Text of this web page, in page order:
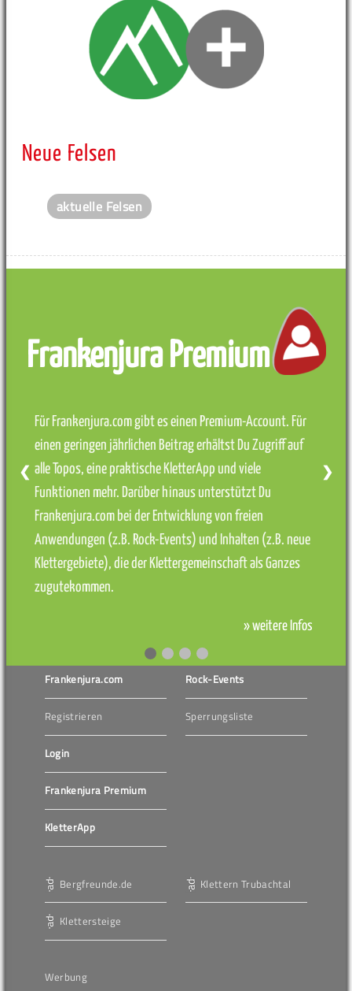
Neue Felsen
aktuelle Felsen
Frankenjura Premium
Für Frankenjura.com gibt es einen Premium-Account. Für
einen geringen jährlichen Beitrag erhältst Du Zugriff auf
alle Topos, eine praktische KletterApp und viele
Funktionen mehr. Darüber hinaus unterstützt Du
Frankenjura.com bei der Entwicklung von freien
Anwendungen (z.B. Rock-Events) und Inhalten (z.B. neue
Klettergebiete), die der Klettergemeinschaft als Ganzes
zugutekommen.
» weitere Infos
❮ ❯
Frankenjura.com
Registrieren
Login
Frankenjura Premium
KletterApp
Rock-Events
Sperrungsliste
Bergfreunde.de
Klettersteige
Klettern Trubachtal
Werbung